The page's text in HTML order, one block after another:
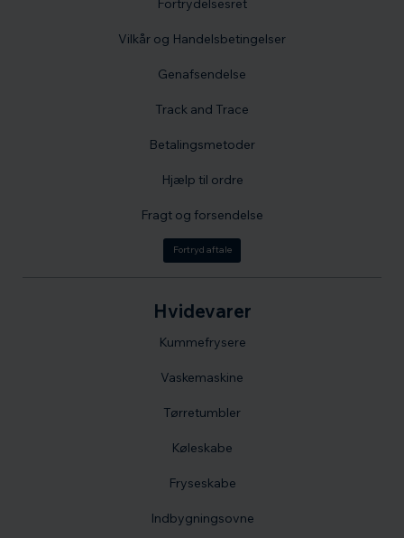
Hvidevarer
Kummefrysere
Vaskemaskine
Tørretumbler
Køleskabe
Fryseskabe
Indbygningsovne
Fortrydelsesret
Vilkår og Handelsbetingelser
Genafsendelse
Track and Trace
Betalingsmetoder
Hjælp til ordre
Fragt og forsendelse
Fortryd aftale